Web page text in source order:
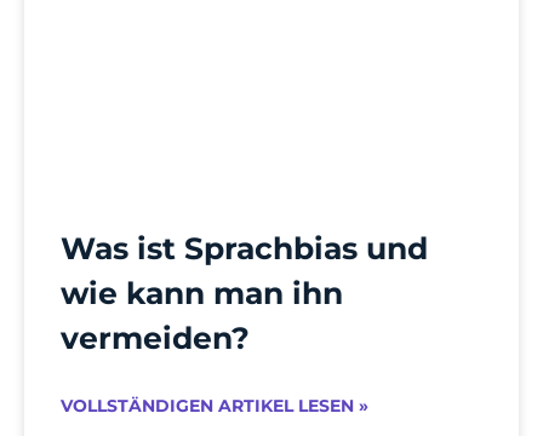
Was ist Sprachbias und
wie kann man ihn
vermeiden?
VOLLSTÄNDIGEN ARTIKEL LESEN »